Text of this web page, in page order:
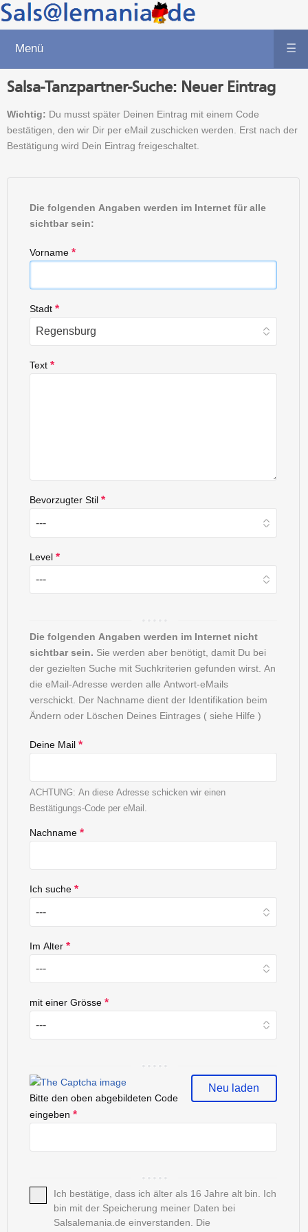
Menü ☰
Salsa-Tanzpartner-Suche: Neuer Eintrag
Wichtig: Du musst später Deinen Eintrag mit einem Code
bestätigen, den wir Dir per eMail zuschicken werden. Erst nach der
Bestätigung wird Dein Eintrag freigeschaltet.
Die folgenden Angaben werden im Internet für alle
sichtbar sein:
Vorname *
Stadt *
Text *
Bevorzugter Stil *
Level *
Die folgenden Angaben werden im Internet nicht
sichtbar sein. Sie werden aber benötigt, damit Du bei
der gezielten Suche mit Suchkriterien gefunden wirst. An
die eMail-Adresse werden alle Antwort-eMails
verschickt. Der Nachname dient der Identifikation beim
Ändern oder Löschen Deines Eintrages ( siehe Hilfe )
Deine Mail *
ACHTUNG: An diese Adresse schicken wir einen
Bestätigungs-Code per eMail.
Nachname *
Ich suche *
Im Alter *
mit einer Grösse *
Neu laden
Bitte den oben abgebildeten Code
eingeben *
Ich bestätige, dass ich älter als 16 Jahre alt bin. Ich
bin mit der Speicherung meiner Daten bei
Salsalemania.de einverstanden. Die